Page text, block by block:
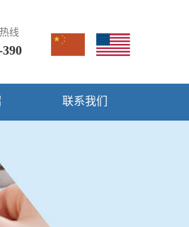
线
联系我们